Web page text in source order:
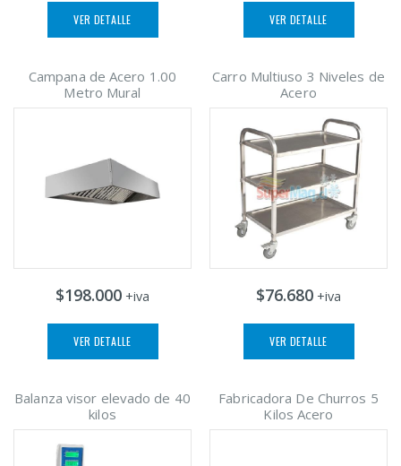
VER DETALLE VER DETALLE
Campana de Acero 1.00
Metro Mural
$198.000 +iva
VER DETALLE
Carro Multiuso 3 Niveles de
Acero
$76.680 +iva
VER DETALLE
Balanza visor elevado de 40
kilos
Fabricadora De Churros 5
Kilos Acero